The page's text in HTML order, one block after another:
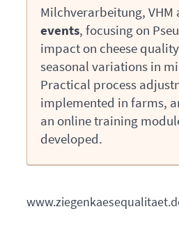
Milchverarbeitung, VHM
events, focusing on
impact on cheese
seasonal variations in
Practical process
implemented in farms,
an online training
developed.